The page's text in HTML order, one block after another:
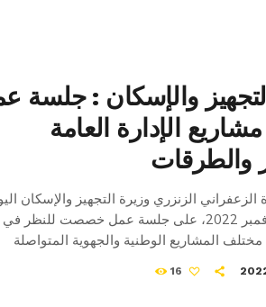
والإسكان : جلسة
مشاريع الإدارة العامة
والطرقات
الزنزري وزيرة التجهيز والإسكان
الإثنين 07 نوفمبر 2022، على جلسة عمل خصصت للنظر في
مختلف المشاريع الوطنية والجهوية المتواصلة
بحضور رئيس الديوان برهان حميدة والمدير
16